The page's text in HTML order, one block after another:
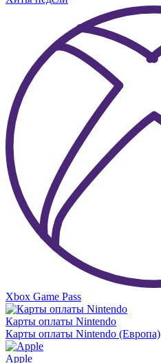
Xbox Game Pass
Карты оплаты Nintendo
Карты оплаты Nintendo (Европа)
Apple